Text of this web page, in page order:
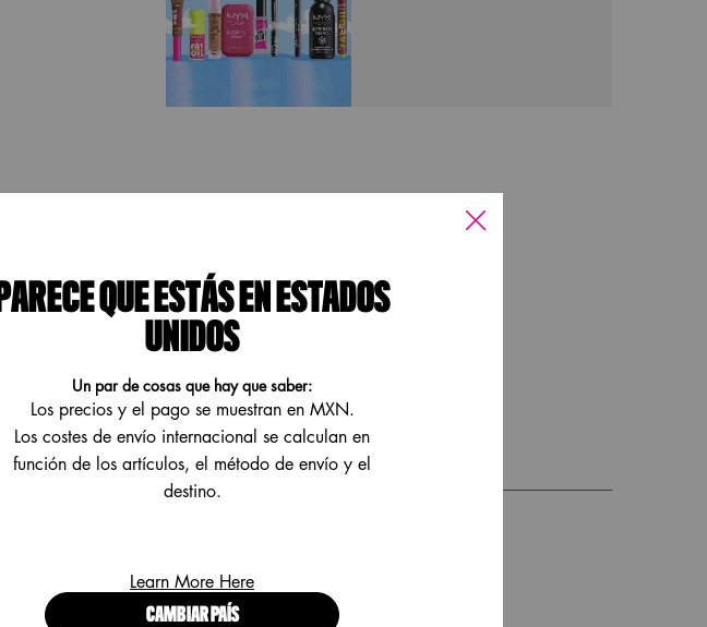
BENEFICIOS INGREDIENTES
PARECE QUE ESTÁS EN ESTADOS
UNIDOS
Un par de cosas que hay que saber:
Los precios y el pago se muestran en MXN.
Los costes de envío internacional se calculan en
función de los artículos, el método de envío y el
destino.
Learn More Here
CAMBIAR PAÍS